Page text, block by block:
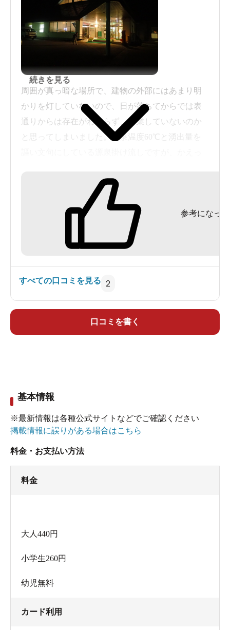
とも気持ちよく利用させて頂きたいと思います。
周囲が真っ暗な場所で、建物の外部にはあまり明
かりを灯していないので、日が落ちてからでは表
通りからは存在がわからず、営業していないのか
と思ってしまいました。源泉温度60℃と湧出量を
た。日本温泉協会の評価点が高いのも、禍となっ
内湯は、３つの大きさが異なる湯船で構成され、
それぞれに木で囲ったパイプから湯を少しづつ流
していました。１つには底から泡を出すような装
源泉サウナなる部屋が有り、通常のサウナよりは
していますが、内湯の湯船と同じような感じでし
た。
続きを見る
参考になった
すべての口コミを見る 2
口コミを書く
基本情報
※最新情報は各種公式サイトなどでご確認ください
掲載情報に誤りがある場合はこちら
料金・お支払い方法
料金
大人440円
小学生260円
幼児無料
カード利用